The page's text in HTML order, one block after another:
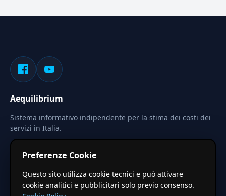
Aequilibrium
Sistema informativo indipendente per la stima dei costi dei
servizi in Italia.
Le stime pubblicate sono calcolate tramite coefficienti
territoriali regionali applicati a valori base nazionali. Non
costituiscono preventivo ufficiale.
Preferenze Cookie
Questo sito utilizza cookie tecnici e può attivare
cookie analitici e pubblicitari solo previo consenso.